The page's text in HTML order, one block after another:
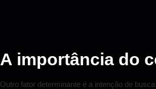
A importância do
Outro fator determinante é a intenção de